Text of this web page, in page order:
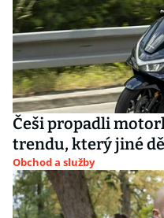
Češi propadli
trendu, který jiné
Obchod a služby